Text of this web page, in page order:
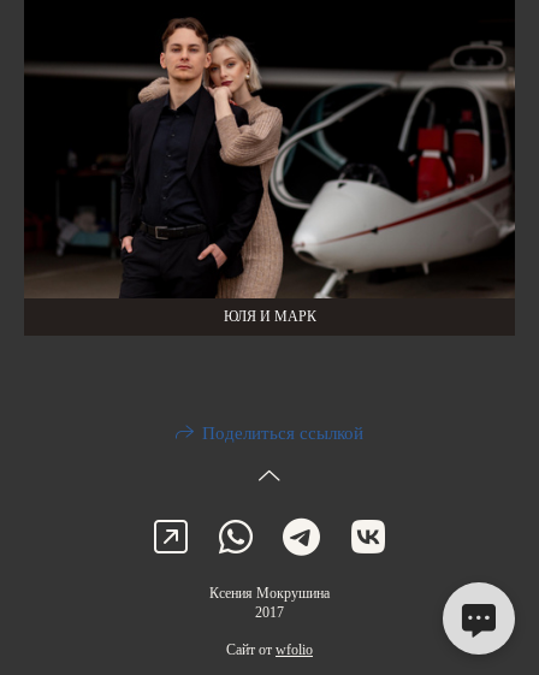
ЮЛЯ И МАРК
Поделиться ссылкой
Ксения Мокрушина
2017
Сайт от wfolio